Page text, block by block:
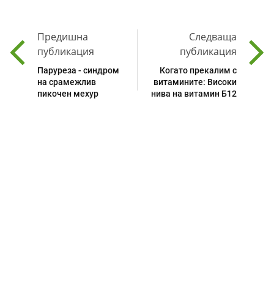
Предишна
публикация
Паруреза - синдром
на срамежлив
пикочен мехур
Следваща
публикация
Когато прекалим с
витамините: Високи
нива на витамин Б12